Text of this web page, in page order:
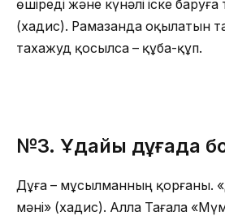
өшіреді және күнәлі іске
(хадис). Рамазанда оқылатын
тахажуд қосылса – құба-құп.
№3. Ұдайы дұғада
Дұға – мұсылманның қорғаны.
мәні» (хадис). Алла Тағала